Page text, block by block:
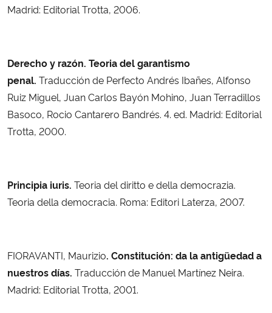
Madrid: Editorial Trotta, 2006.
Derecho y razón. Teoria del garantismo
penal. Traducción de Perfecto Andrés Ibañes, Alfonso
Ruiz Miguel, Juan Carlos Bayón Mohino, Juan Terradillos
Basoco, Rocio Cantarero Bandrés. 4. ed. Madrid: Editorial
Trotta, 2000.
Principia iuris. Teoria del diritto e della democrazia.
Teoria della democracia. Roma: Editori Laterza, 2007.
FIORAVANTI, Maurizio. Constitución: da la antigüedad a
nuestros días. Traducción de Manuel Martínez Neira.
Madrid: Editorial Trotta, 2001.